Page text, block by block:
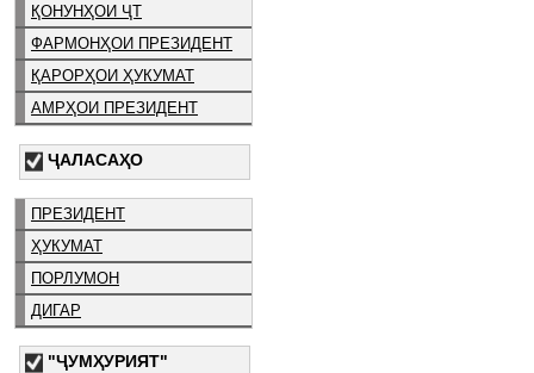
ҚОНУНҲОИ ҶТ
ФАРМОНҲОИ ПРЕЗИДЕНТ
ҚАРОРҲОИ ҲУКУМАТ
АМРҲОИ ПРЕЗИДЕНТ
ҶАЛАСАҲО
ПРЕЗИДЕНТ
ҲУКУМАТ
ПОРЛУМОН
ДИГАР
"ҶУМҲУРИЯТ"